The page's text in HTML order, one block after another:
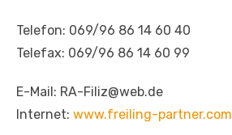
Telefon: 069/96 86 14 60 40
Telefax: 069/96 86 14 60 99
E-Mail: RA-Filiz@web.de
Internet: www.freiling-